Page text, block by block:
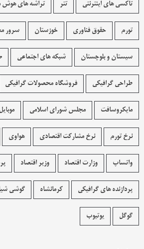
تاکسی های اینترنتی تتر تراشه های هوش
تورم حقوق فناوری خوزستان سرور
سیستان و بلوچستان شبکه های اجتماعی
طراحی گرافیکی فروشگاه محصولات گرافيکی
مایکروسافت مجلس شورای اسلامی موبایل
نرخ تورم نرخ مشارکت اقتصادی هواوی
واتساپ وزارت اقتصاد وزیر اقتصاد
پردازنده های گرافیکی کرمانشاه گوشی
گوگل یوتیوب